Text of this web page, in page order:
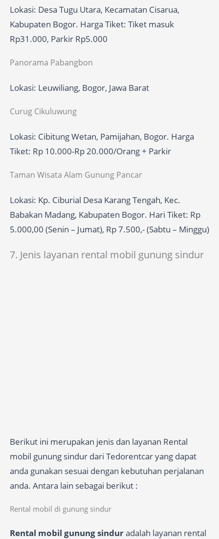
Lokasi: Desa Tugu Utara, Kecamatan Cisarua,
Kabupaten Bogor. Harga Tiket: Tiket masuk
Rp31.000, Parkir Rp5.000
Panorama Pabangbon
Lokasi: Leuwiliang, Bogor, Jawa Barat
Curug Cikuluwung
Lokasi: Cibitung Wetan, Pamijahan, Bogor. Harga
Tiket: Rp 10.000-Rp 20.000/Orang + Parkir
Taman Wisata Alam Gunung Pancar
Lokasi: Kp. Ciburial Desa Karang Tengah, Kec.
Babakan Madang, Kabupaten Bogor. Hari Tiket: Rp
5.000,00 (Senin – Jumat), Rp 7.500,- (Sabtu – Minggu)
7. Jenis layanan rental mobil gunung sindur
Berikut ini merupakan jenis dan layanan Rental
mobil gunung sindur dari Tedorentcar yang dapat
anda gunakan sesuai dengan kebutuhan perjalanan
anda. Antara lain sebagai berikut :
Rental mobil di gunung sindur
Rental mobil gunung sinduradalah layanan rental